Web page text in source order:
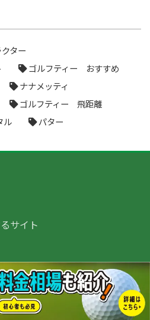
ター
ゴルフティー おすすめ
ナナメッティ
ゴルフティー 飛距離
ル パター
サイト